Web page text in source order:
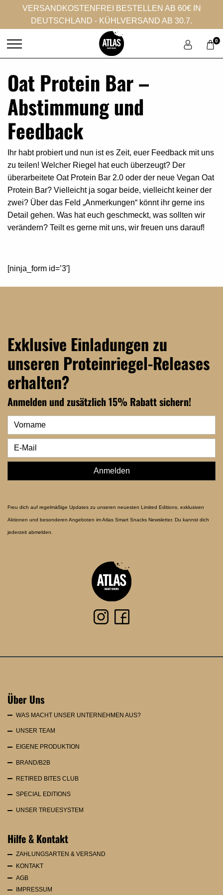
VERSANDKOSTENFREI BESTELLEN AB 60€ IN
DEUTSCHLAND - KÜHLVERSAND AB 30.7.
0
Oat Protein Bar –
Abstimmung und
Feedback
Ihr habt probiert und nun ist es Zeit, euer Feedback mit uns
zu teilen! Welcher Riegel hat euch überzeugt? Der
überarbeitete Oat Protein Bar 2.0 oder der neue Vegan Oat
Protein Bar? Vielleicht ja sogar beide, vielleicht keiner der
zwei? Über das Feld „Anmerkungen“ könnt ihr gerne ins
Detail gehen. Was hat euch geschmeckt, was sollten wir
verändern? Teilt es gerne mit uns, wir freuen uns darauf!
[ninja_form id=’3′]
Exklusive Einladungen zu
unseren Proteinriegel-Releases
erhalten?
Anmelden und zusätzlich 15% Rabatt sichern!
Anmelden
Freu dich auf regelmäßige Updates zu unseren neuesten Limited Editions, exklusiven
Aktionen und besonderen Angeboten im Atlas Smart Snacks Newsletter. Du kannst dich
jederzeit abmelden.
Über Uns
WAS MACHT UNSER UNTERNEHMEN AUS?
UNSER TEAM
EIGENE PRODUKTION
BRAND/B2B
RETIRED BITES CLUB
SPECIAL EDITIONS
UNSER TREUESYSTEM
Hilfe & Kontakt
ZAHLUNGSARTEN & VERSAND
KONTAKT
AGB
IMPRESSUM